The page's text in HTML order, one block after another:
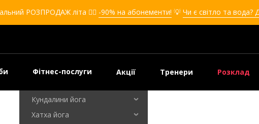
РОЗПРОДАЖ літа ❤️‍🔥 -90% на абонементи! 💡 Чи є світло та вода?
Фітнес-послуги
Кікбоксинг для дівчат
Кікбоксинг для дітей
Самооборона для дівчат
Самооборона для дітей
Кундалини йога
Хатха йога
Акції Тренери Розклад